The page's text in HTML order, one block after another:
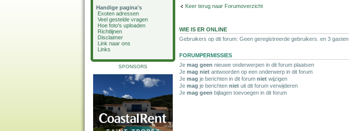
Handige pagina's
Exoten adressen
Veel gestelde vragen
Hoe foto's uploaden
Richtlijnen
Disclaimer
Link naar ons
Links
SPONSORS
Keer terug naar Forumoverzicht
WIE IS ER ONLINE
Gebruikers op dit forum: Geen geregistreerde gebruikers. en 3 gasten
FORUMPERMISSIES
Je mag geen nieuwe onderwerpen in dit forum plaatsen
Je mag niet antwoorden op een onderwerp in dit forum
Je mag je berichten in dit forum niet wijzigen
Je mag je berichten niet uit dit forum verwijderen
Je mag geen bijlagen toevoegen in dit forum